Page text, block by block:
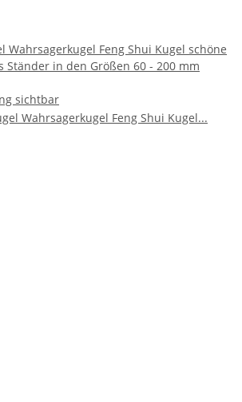
Wahrsagerkugel Feng Shui Kugel schöne
Ständer in den Größen 60 - 200 mm
sichtbar